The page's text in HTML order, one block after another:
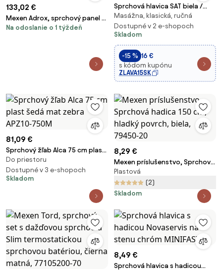
133,02 €
Mexen Adrox, sprchový panel s
výtokom, čierna, 7613-04-70
Na odoslanie o 1 týždeň
Sprchová hlavica SAT biela /
chróm SATBSRS33
Masážna, klasická, ručná
Dostupné v 2 e-shopoch
Skladom
-15 % 16 €
s kódom kupónu
ZLAVA15SK
81,09 €
Sprchový žľab Alca 75 cm plast
šedá mat zebra APZ10-750M
Do priestoru
Dostupné v 3 e-shopoch
Skladom
8,29 €
Mexen príslušenstvo, Sprchová
hadica 150 cm, hladký povrch,
biela, 79450-20
Plastová
(2)
Skladom
8,49 €
Sprchová hlavica s hadicou